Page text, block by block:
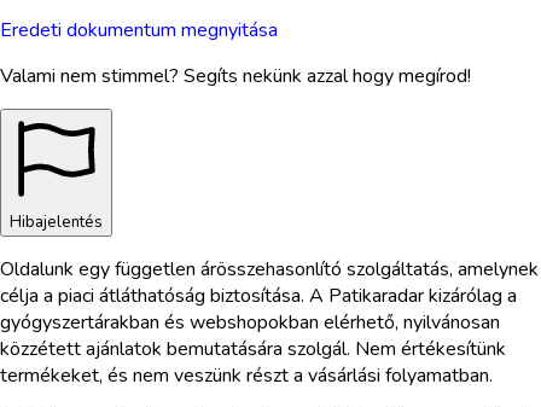
Eredeti dokumentum megnyitása
Valami nem stimmel? Segíts nekünk azzal hogy megírod!
Hibajelentés
Oldalunk egy független árösszehasonlító szolgáltatás, amelynek
célja a piaci átláthatóság biztosítása. A Patikaradar kizárólag a
gyógyszertárakban és webshopokban elérhető, nyilvánosan
közzétett ajánlatok bemutatására szolgál. Nem értékesítünk
termékeket, és nem veszünk részt a vásárlási folyamatban.